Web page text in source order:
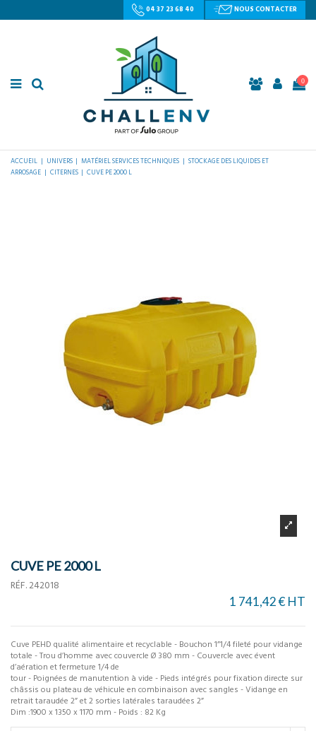
04 37 23 68 40 NOUS CONTACTER
0
ACCUEIL UNIVERS MATÉRIEL SERVICES TECHNIQUES
STOCKAGE DES LIQUIDES ET
ARROSAGE
CITERNES CUVE PE 2000 L
CUVE PE 2000 L
RÉF. 242018
1 741,42 € HT
Cuve PEHD qualité alimentaire et recyclable - Bouchon 1”1/4 fileté pour vidange
totale - Trou d’homme avec couvercle Ø 380 mm - Couvercle avec évent
d’aération et fermeture 1/4 de
tour - Poignées de manutention à vide - Pieds intégrés pour fixation directe sur
châssis ou plateau de véhicule en combinaison avec sangles - Vidange en
retrait taraudée 2” et 2 sorties latérales taraudées 2”
Dim :1900 x 1350 x 1170 mm - Poids : 82 Kg